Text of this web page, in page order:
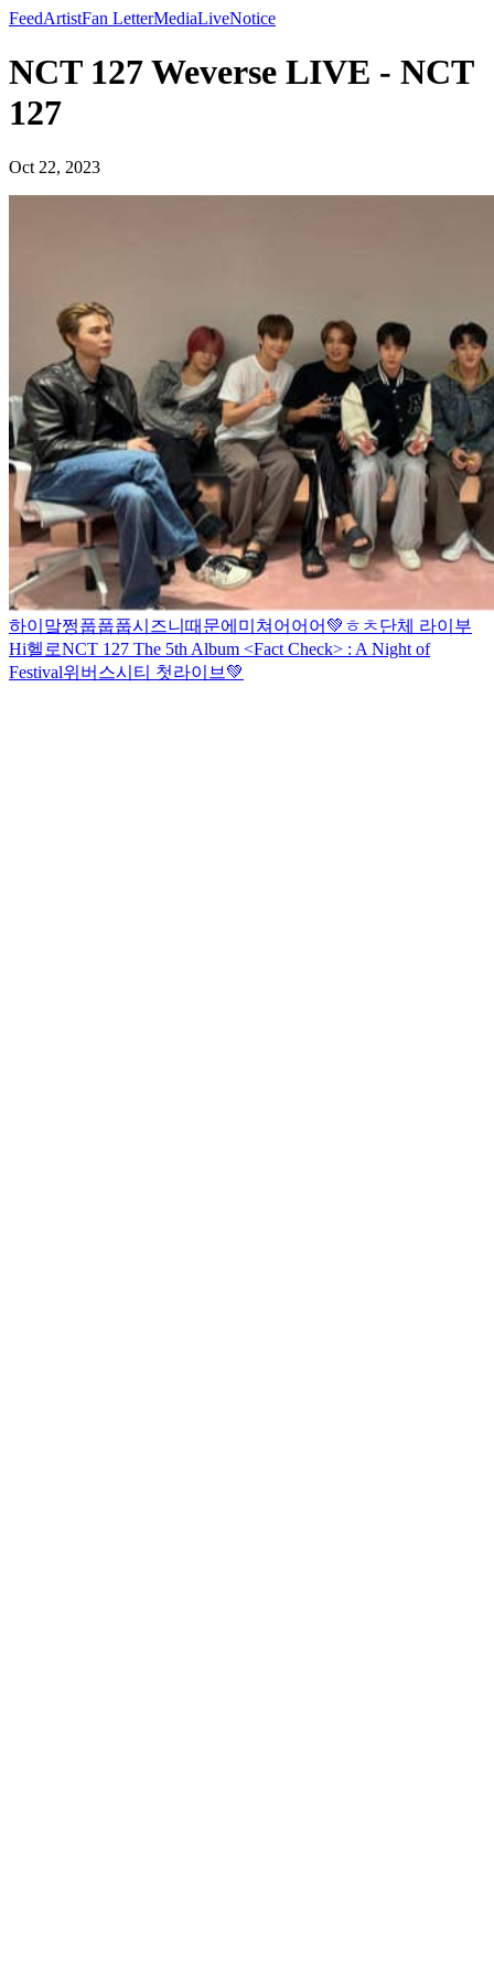
FeedArtistFan LetterMediaLiveNotice
NCT 127 Weverse LIVE - NCT
127
Oct 22, 2023
하이 맠쩡풉풉풉시즈니때문에미쳐어어어💚 ㅎㅊ단체 라이부
Hi헬로NCT 127 The 5th Album <Fact Check> : A Night of
Festival위버스시티 첫라이브💚